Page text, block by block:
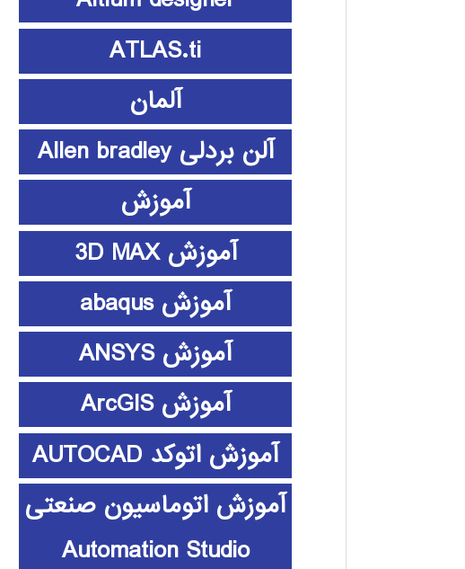
ATLAS.ti
آلمان
آلن بردلی Allen bradley
آموزش
آموزش 3D MAX
آموزش abaqus
آموزش ANSYS
آموزش ArcGIS
آموزش اتوکد AUTOCAD
آموزش اتوماسیون صنعتی
Automation Studio